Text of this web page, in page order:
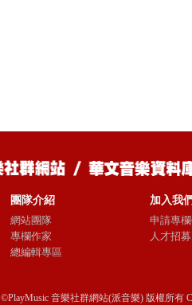
團隊介紹
網站團隊
專欄作家
總編輯專區
加入我
申請專
人才招募
©PlayMusic 音樂社群網站(派音樂) 版權所有